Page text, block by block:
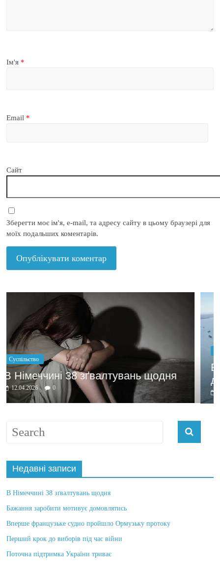
Ім'я *
Email *
Сайт
Зберегти моє ім'я, e-mail, та адресу сайту в цьому браузері для
моїх подальших коментарів.
Політика
Бажання заробити мотивує
домовлятись
03.04.2026 0
Недавні записи
В Німеччині 38 зґвалтувань щодня
Бажання заробити мотивує домовлятись
Вперше французьке судно пройшло Ормузьку протоку
Перший крок до виборів під час війни
Поточна підтримка України триває